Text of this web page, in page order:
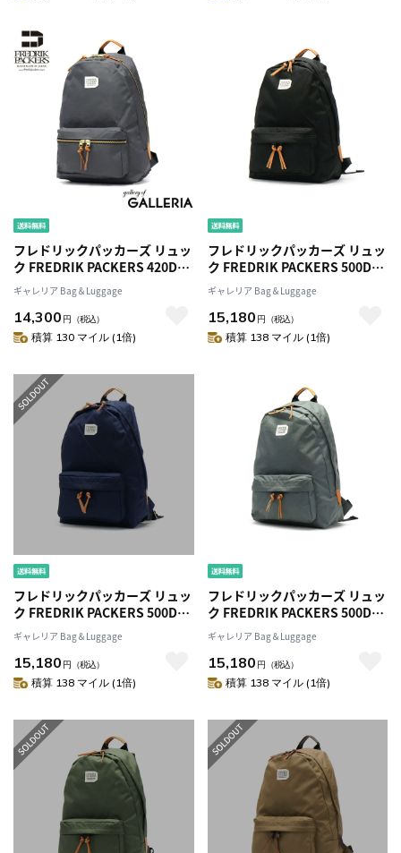
フレドリックパッカーズ リュッ
ク FREDRIK PACKERS 420D
DAY PACK デイパック リュック
サック A4 17L ナイロン バッグ
軽量 通学 カジュアル メンズ レ
ディース
ギャレリア Bag＆Luggage
14,300 円 （税込）
積算 130 マイル (1倍)
フレドリックパッカーズ リュッ
ク FREDRIK PACKERS 500D
DAY PACK デイパック リュック
サック シンプル A4 17L ナイロ
ン バッグ 軽量 通学 旅行 日本製
ブランド メンズ レディース
ギャレリア Bag＆Luggage
15,180 円 （税込）
積算 138 マイル (1倍)
フレドリックパッカーズ リュッ
ク FREDRIK PACKERS 500D
DAY PACK デイパック リュック
サック シンプル A4 17L ナイロ
ン バッグ 軽量 通学 旅行 日本製
ブランド メンズ レディース
ギャレリア Bag＆Luggage
15,180 円 （税込）
積算 138 マイル (1倍)
フレドリックパッカーズ リュッ
ク FREDRIK PACKERS 500D
DAY PACK デイパック リュック
サック シンプル A4 17L ナイロ
ン バッグ 軽量 通学 旅行 日本製
ブランド メンズ レディース
ギャレリア Bag＆Luggage
15,180 円 （税込）
積算 138 マイル (1倍)